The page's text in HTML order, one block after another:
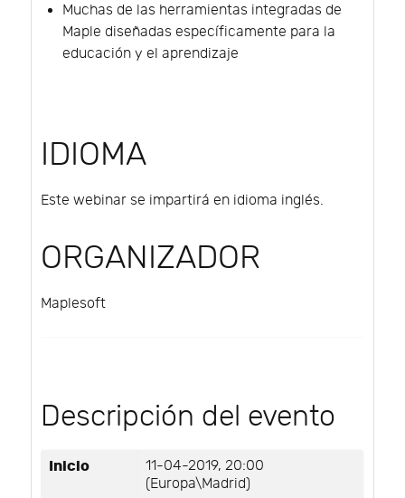
Muchas de las herramientas integradas de
Maple diseñadas específicamente para la
educación y el aprendizaje
IDIOMA
Este webinar se impartirá en idioma inglés.
ORGANIZADOR
Maplesoft
Descripción del evento
Inicio
11-04-2019, 20:00
(Europa\Madrid)